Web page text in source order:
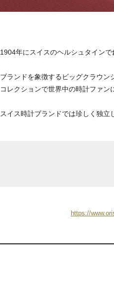
1904年にスイスのヘルシュタイン
ブランドを象徴するビッグクラウ
コレクションで世界中の時計ファン
スイス時計ブランドでは珍しく独立
https://